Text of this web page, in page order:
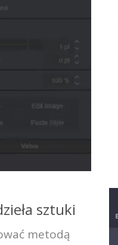
sztuki
metodą